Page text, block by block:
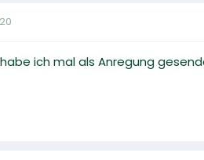
habe ich mal als Anregung